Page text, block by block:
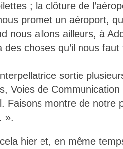
; la clôture de
promet un aéroport,
nous allons ailleurs, à
choses qu’il nous faut
sortie
Voies de
Faisons montre de notre
».
hier et, en même